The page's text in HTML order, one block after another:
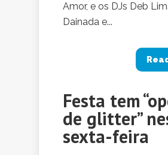
Amor, e os DJs Deb
Dainada e...
Festa tem
de glitter”
sexta-feira